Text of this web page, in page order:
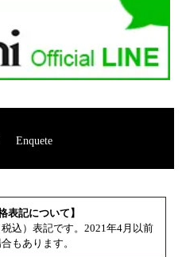
Enquete
表記について】
込）表記です。2021年4月以前
もあります。